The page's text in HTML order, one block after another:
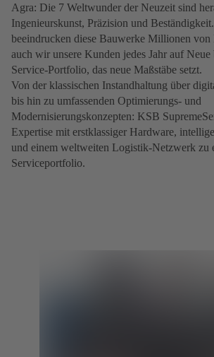
Agra: Die 7 Weltwunder der Neuzeit sind
Ingenieurskunst, Präzision und
beeindrucken diese Bauwerke Millionen von
auch wir unsere Kunden jedes Jahr auf
Service-Portfolio, das neue Maßstäbe setzt.
Von der klassischen Instandhaltung über
bis hin zu umfassenden Optimierungs- und
Modernisierungskonzepten: KSB
Expertise mit erstklassiger Hardware,
und einem weltweiten Logistik-Netzwerk zu
Serviceportfolio.